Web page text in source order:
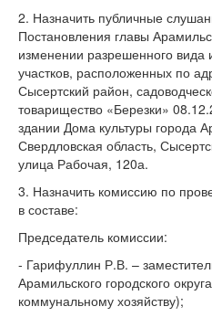
2. Назначить публичные
Постановления главы
изменении разрешенного вида
участков, расположенных по
Сысертский район,
товарищество «Березки»
здании Дома культуры города
Свердловская область,
улица Рабочая, 120а.
3. Назначить комиссию по
в составе:
Председатель комиссии:
- Гарифуллин Р.В. –
Арамильского городского
коммунальному хозяйству);